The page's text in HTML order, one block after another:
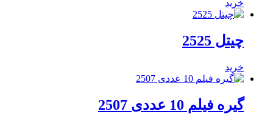
خرید
چیتل 2525
خرید
گیره فیلم 10 عددی 2507